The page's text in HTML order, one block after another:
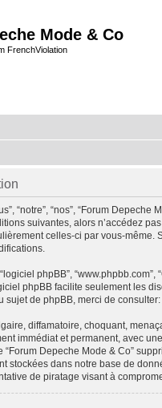
Mode & Co
FrenchViolation
“notre”, “nos”, “Forum
suivantes, alors n’accédez
celles-ci par vous-
phpBB”,
phpBB facilite seulement les
sujet de phpBB, merci de consulter:
diffamatoire, choquant,
immédiat et permanent, avec
Depeche Mode & Co”
dans notre base de
de piratage visant à